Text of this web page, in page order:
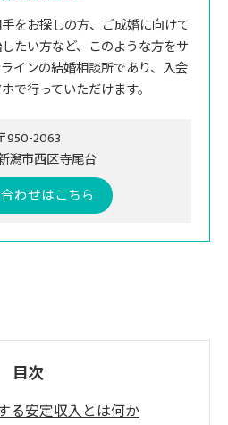
をお探しの方、ご成婚に向けて
たい方など、このような方をサ
インの結婚相談所であり、入会
で行っていただけます。
950-2063
潟市西区寺尾台
わせはこちら
目次
る安定収入とは何か